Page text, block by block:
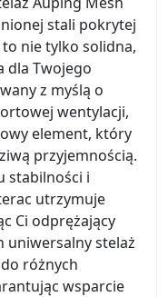
stali pokrytej
nie tylko solidna,
dla Twojego
z myślą o
wentylacji,
element, który
przyjemnością.
stabilności i
utrzymuje
Ci odprężający
uniwersalny stelaż
różnych
wsparcie